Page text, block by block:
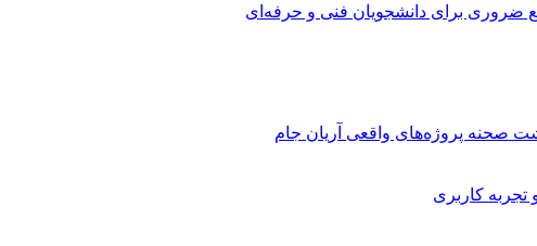
ضروری برای دانشجویان فنی و حرفه‌ای
صحنه پروژه‌های واقعی آریان جام